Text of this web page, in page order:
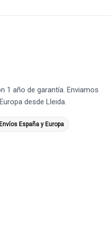
1 año de garantía. Enviamos
desde Lleida.
Envíos España y Europa